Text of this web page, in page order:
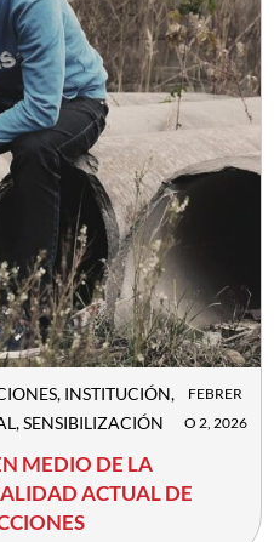
, INSTITUCIÓN,
,SENSIBILIZACIÓN
FEBRER
O 2, 2026
MEDIO DE LA
ACTUAL DE